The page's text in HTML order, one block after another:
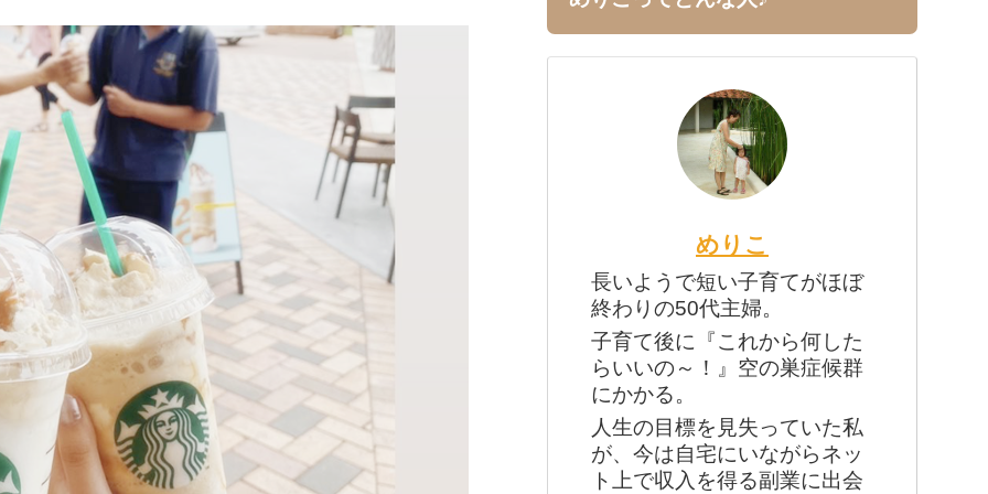
めりこ
長いようで短い子育てがほぼ
終わりの50代主婦。
子育て後に『これから何した
らいいの～！』空の巣症候群
にかかる。
人生の目標を見失っていた私
が、今は自宅にいながらネッ
ト上で収入を得る副業に出会